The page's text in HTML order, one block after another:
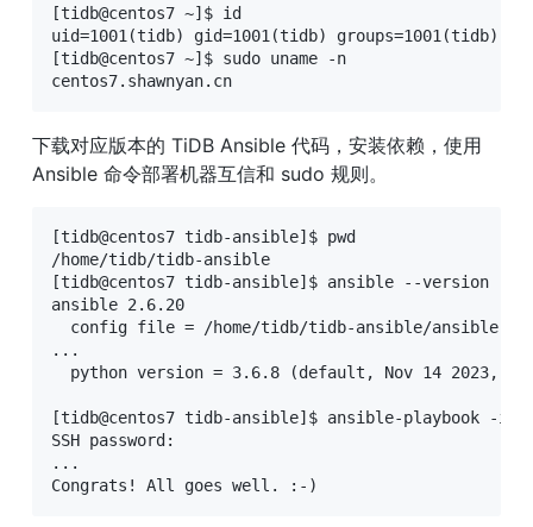
[tidb@centos7 ~]$ id
uid=1001(tidb) gid=1001(tidb) groups=1001(tidb)
[tidb@centos7 ~]$ sudo uname -n
centos7.shawnyan.cn
下载对应版本的 TiDB Ansible 代码，安装依赖，使用
Ansible 命令部署机器互信和 sudo 规则。
[tidb@centos7 tidb-ansible]$ pwd
/home/tidb/tidb-ansible
[tidb@centos7 tidb-ansible]$ ansible --version
ansible 2.6.20
config file = /home/tidb/tidb-ansible/
...
python version = 3.6.8 (default, Nov 14 2023,
[tidb@centos7 tidb-ansible]$ ansible-playbook -i
SSH password:
...
Congrats! All goes well. :-)